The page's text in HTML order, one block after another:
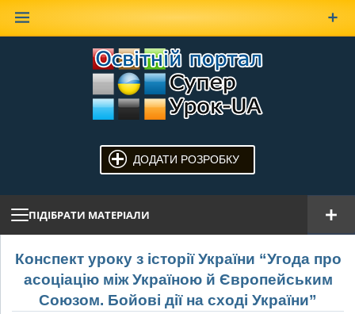
ДОДАТИ РОЗРОБКУ
ПІДІБРАТИ МАТЕРІАЛИ
Конспект уроку з історії України “Угода про
асоціацію між Україною й Європейським
Союзом. Бойові дії на сході України”